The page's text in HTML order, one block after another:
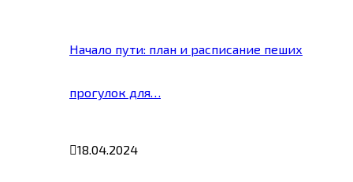
Начало пути: план и расписание пеших
прогулок для…
18.04.2024